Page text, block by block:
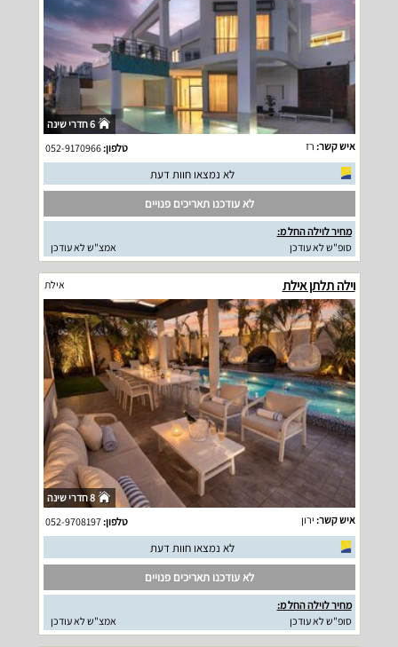
6 חדרי שינה
איש קשר: רז טלפון:052-9170966
לא נמצאו חוות דעת
לא עודכנו תאריכים פנויים
מחיר לוילה החל מ:
סופ"ש לא עודכן
אמצ"ש לא עודכן
וילה תלתן אילת אילת
8 חדרי שינה
איש קשר: ירון טלפון:052-9708197
לא נמצאו חוות דעת
לא עודכנו תאריכים פנויים
מחיר לוילה החל מ:
סופ"ש לא עודכן
אמצ"ש לא עודכן